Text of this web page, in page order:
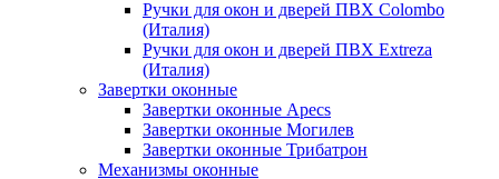
Ручки для окон и дверей ПВХ Colombo
(Италия)
Ручки для окон и дверей ПВХ Extreza
(Италия)
Завертки оконные
Завертки оконные Apecs
Завертки оконные Могилев
Завертки оконные Трибатрон
Механизмы оконные